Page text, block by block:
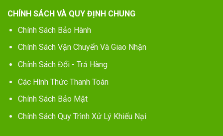
CHÍNH SÁCH VÀ QUY ĐỊNH CHUNG
Chính Sách Bảo Hành
Chính Sách Vận Chuyển Và Giao Nhận
Chính Sách Đổi - Trả Hàng
Các Hình Thức Thanh Toán
Chính Sách Bảo Mật
Chính Sách Quy Trình Xử Lý Khiếu Nại